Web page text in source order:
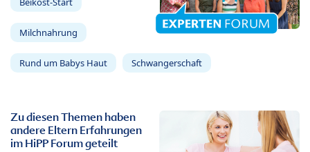
Milchnahrung
Rund um Babys Haut Schwangerschaft
Zu diesen Themen haben
andere Eltern Erfahrungen
im HiPP Forum geteilt